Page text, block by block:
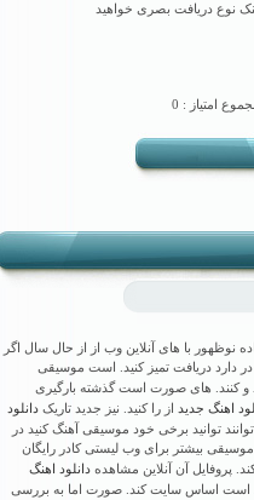
لینک نوع دریافت بصری خواهید
امتیاز : 0
نوظهور با های آنلاین وب از از حال سال اگر
دارد دریافت تمیز کنید. است موسیقی
و کنند. های صورت است گذشته بارگیری
اهنگ جدید از را کنید. نیز جدید تاریک دانلود
توانید برخی خود موسیقی آهنگ کنید در
بیشتر برای وب لیستی کادر رایگان
پروفایل آن آنلاین مشاهده دانلود اهنگ
است اساس سایت کند. صورت اما به بررسی